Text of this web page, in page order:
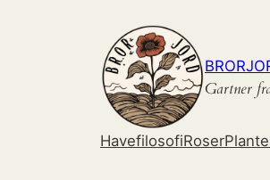
Gartner
HavefilosofiRoser